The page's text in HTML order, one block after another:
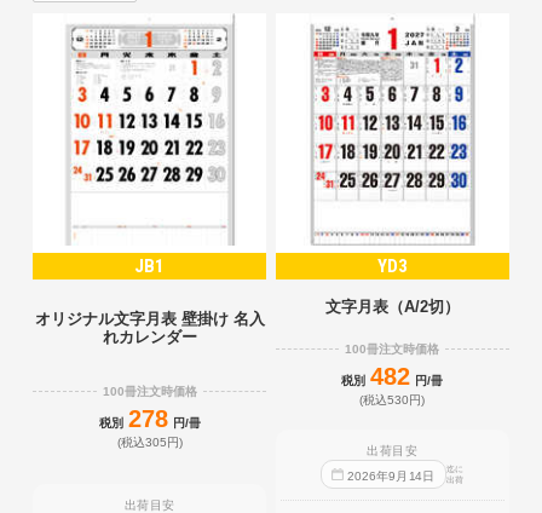
JB1
オリジナル文字月表 壁掛け 名入
れカレンダー
100冊注文時価格
税別 278 円/冊
(税込305円)
出荷目安
YD3
文字月表（A/2切）
100冊注文時価格
税別 482 円/冊
(税込530円)
出荷目安
2026年9 月 14日
迄に
出荷